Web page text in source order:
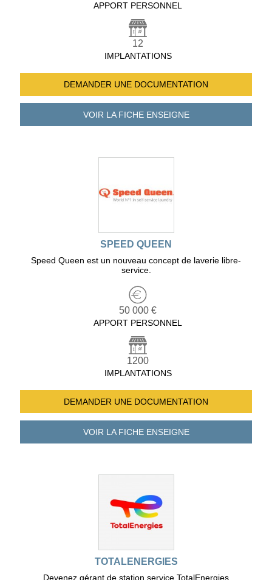
APPORT PERSONNEL
12
IMPLANTATIONS
DEMANDER UNE DOCUMENTATION
VOIR LA FICHEENSEIGNE
SPEED QUEEN
Speed Queen est un nouveau concept de laverie libre-
service.
50 000 €
APPORT PERSONNEL
1200
IMPLANTATIONS
DEMANDER UNE DOCUMENTATION
VOIR LA FICHEENSEIGNE
TOTALENERGIES
Devenez gérant de station service TotalEnergies